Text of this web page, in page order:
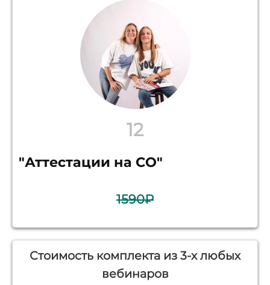
12
"Аттестации на СО"
1590₽
Стоимость комплекта из 3-х любых
вебинаров